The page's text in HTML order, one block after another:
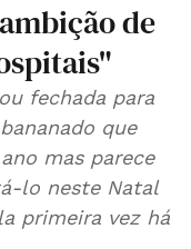
de
fechada para
que
mas parece
lo neste Natal
primeira vez há